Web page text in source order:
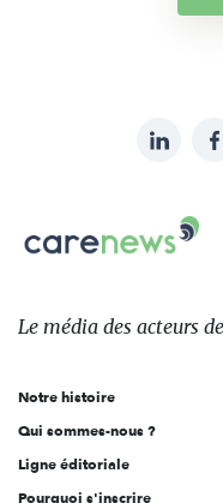
sur:
LinkedIn
Carenews,
Le
des
l'engagement
Le média des acteurs
Notre histoire
Qui sommes-nous ?
Ligne éditoriale
Pourquoi s'inscrire